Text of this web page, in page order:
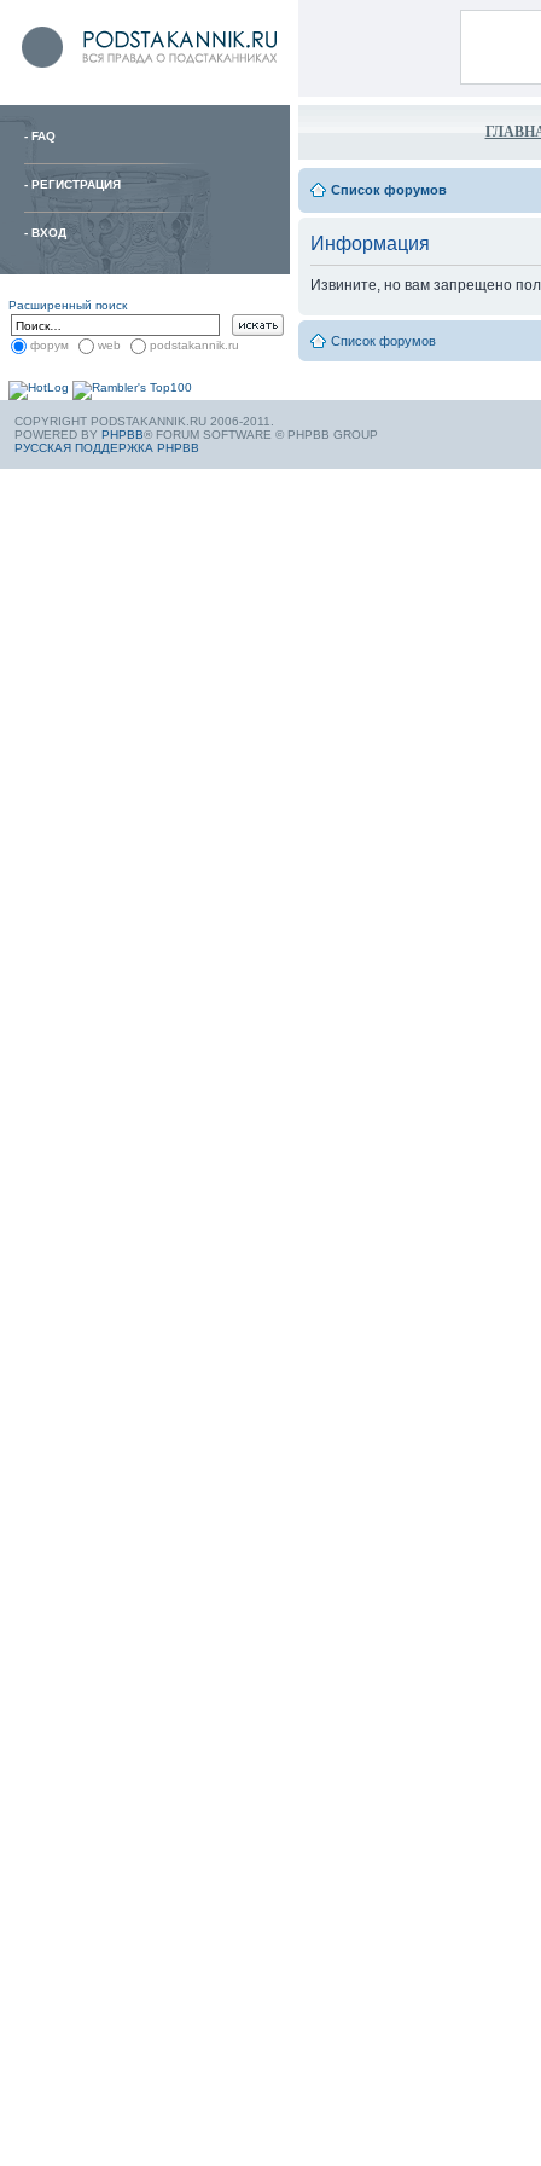
- FAQ
- РЕГИСТРАЦИЯ
- ВХОД
Расширенный поиск
форум web podstakannik.ru
Список форумов
Информация
Извините, но вам запрещено
Список форумов
COPYRIGHT PODSTAKANNIK.RU 2006-2011.
POWERED BY PHPBB® FORUM SOFTWARE © PHPBB GROUP
РУССКАЯ ПОДДЕРЖКА PHPBB